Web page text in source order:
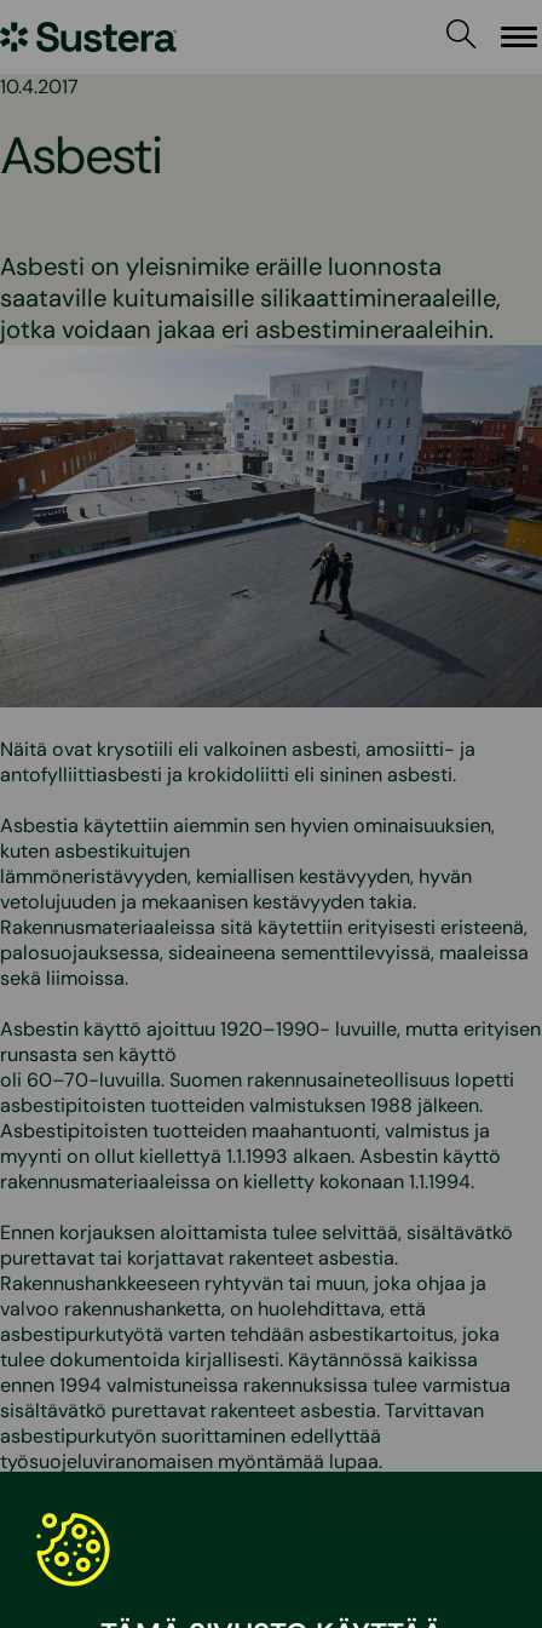
sisältöön
Sustera
10.4.2017
Asbesti
Asbesti on yleisnimike eräille luonnosta
saataville kuitumaisille silikaattimineraaleille,
jotka voidaan jakaa eri asbestimineraaleihin.
Näitä ovat krysotiili eli valkoinen asbesti, amosiitti- ja
antofylliittiasbesti ja krokidoliitti eli sininen asbesti.
Asbestia käytettiin aiemmin sen hyvien ominaisuuksien,
kuten asbestikuitujen
lämmöneristävyyden, kemiallisen kestävyyden, hyvän
vetolujuuden ja mekaanisen kestävyyden takia.
Rakennusmateriaaleissa sitä käytettiin erityisesti eristeenä,
palosuojauksessa, sideaineena sementtilevyissä, maaleissa
sekä liimoissa.
Asbestin käyttö ajoittuu 1920–1990- luvuille, mutta erityisen
runsasta sen käyttö
oli 60–70-luvuilla. Suomen rakennusaineteollisuus lopetti
asbestipitoisten tuotteiden valmistuksen 1988 jälkeen.
Asbestipitoisten tuotteiden maahantuonti, valmistus ja
myynti on ollut kiellettyä 1.1.1993 alkaen. Asbestin käyttö
rakennusmateriaaleissa on kielletty kokonaan 1.1.1994.
Ennen korjauksen aloittamista tulee selvittää, sisältävätkö
purettavat tai korjattavat rakenteet asbestia.
Rakennushankkeeseen ryhtyvän tai muun, joka ohjaa ja
valvoo rakennushanketta, on huolehdittava, että
asbestipurkutyötä varten tehdään asbestikartoitus, joka
tulee dokumentoida kirjallisesti. Käytännössä kaikissa
ennen 1994 valmistuneissa rakennuksissa tulee varmistua
sisältävätkö purettavat rakenteet asbestia. Tarvittavan
asbestipurkutyön suorittaminen edellyttää
työsuojeluviranomaisen myöntämää lupaa.
josta löytävät luvan saaneet toimijat.
Käsiteltäessä asbestipitoisia materiaaleja, vapautuu ilmaan
hienojakoista pölyä,
jossa on asbestikuituja. Asbestipölyn päästessä